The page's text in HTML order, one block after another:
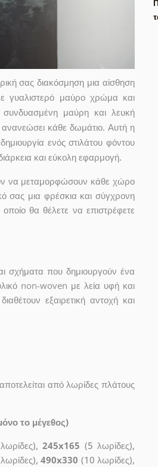
σας διακόσμηση μια αίσθηση
γυαλιστερό μαύρο χρώμα και
μαύρη και λευκή
κάθε δωμάτιο. Αυτή η
δημιουργία ενός στιλάτου φόντου
και εύκολη εφαρμογή.
να μεταμορφώσουν κάθε χώρο
σας μια φρέσκια και σύγχρονη
θα θέλετε να επιστρέφετε
σχήματα που δημιουργούν ένα
non-woven με λεία υφή και
εξαιρετική αντοχή και
από λωρίδες πλάτους
το μέγεθος)
245x165 (5 λωρίδες),
490x330 (10 λωρίδες),